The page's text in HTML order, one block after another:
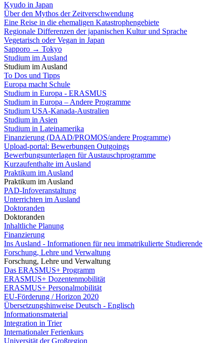
Kyudo in Japan
Über den Mythos der Zeitverschwendung
Eine Reise in die ehemaligen Katastrophengebiete
Regionale Differenzen der japanischen Kultur und Sprache
Vegetarisch oder Vegan in Japan
Sapporo → Tokyo
Studium im Ausland
Studium im Ausland
To Dos und Tipps
Europa macht Schule
Studium in Europa - ERASMUS
Studium in Europa – Andere Programme
Studium USA-Kanada-Australien
Studium in Asien
Studium in Lateinamerika
Finanzierung (DAAD/PROMOS/andere Programme)
Upload-portal: Bewerbungen Outgoings
Bewerbungsunterlagen für Austauschprogramme
Kurzaufenthalte im Ausland
Praktikum im Ausland
Praktikum im Ausland
PAD-Infoveranstaltung
Unterrichten im Ausland
Doktoranden
Doktoranden
Inhaltliche Planung
Finanzierung
Ins Ausland - Informationen für neu immatrikulierte Studierende
Forschung, Lehre und Verwaltung
Forschung, Lehre und Verwaltung
Das ERASMUS+ Programm
ERASMUS+ Dozentenmobilität
ERASMUS+ Personalmobilität
EU-Förderung / Horizon 2020
Übersetzungshinweise Deutsch - Englisch
Informationsmaterial
Integration in Trier
Internationaler Ferienkurs
Universität der Großregion